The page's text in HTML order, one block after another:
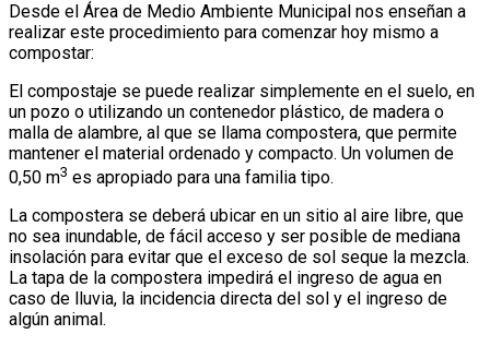
Desde el Área de Medio Ambiente Municipal nos enseñan a
realizar este procedimiento para comenzar hoy mismo a
compostar:
El compostaje se puede realizar simplemente en el suelo, en
un pozo o utilizando un contenedor plástico, de madera o
malla de alambre, al que se llama compostera, que permite
mantener el material ordenado y compacto. Un volumen de
0,50 m3 es apropiado para una familia tipo.
La compostera se deberá ubicar en un sitio al aire libre, que
no sea inundable, de fácil acceso y ser posible de mediana
insolación para evitar que el exceso de sol seque la mezcla.
La tapa de la compostera impedirá el ingreso de agua en
caso de lluvia, la incidencia directa del sol y el ingreso de
algún animal.